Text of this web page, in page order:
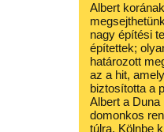
Albert
nagy építési
építettek;
határozott
az a hit,
biztosította a
Albert a
domonkos
túlra, Kölnbe